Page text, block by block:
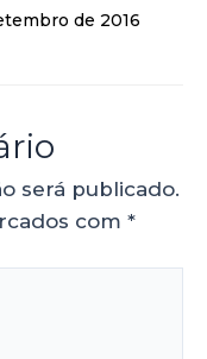
de 2016
será publicado.
com *